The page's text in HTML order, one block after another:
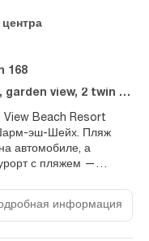
168
garden view room, guest room, garden view, 2 twin beds
View Beach Resort
эш-Шейх. Пляж
автомобиле, а
эль-Шейхе — в 14,1 км
информация